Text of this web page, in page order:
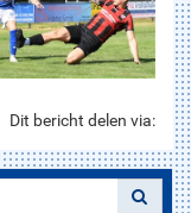
Dit bericht delen via: